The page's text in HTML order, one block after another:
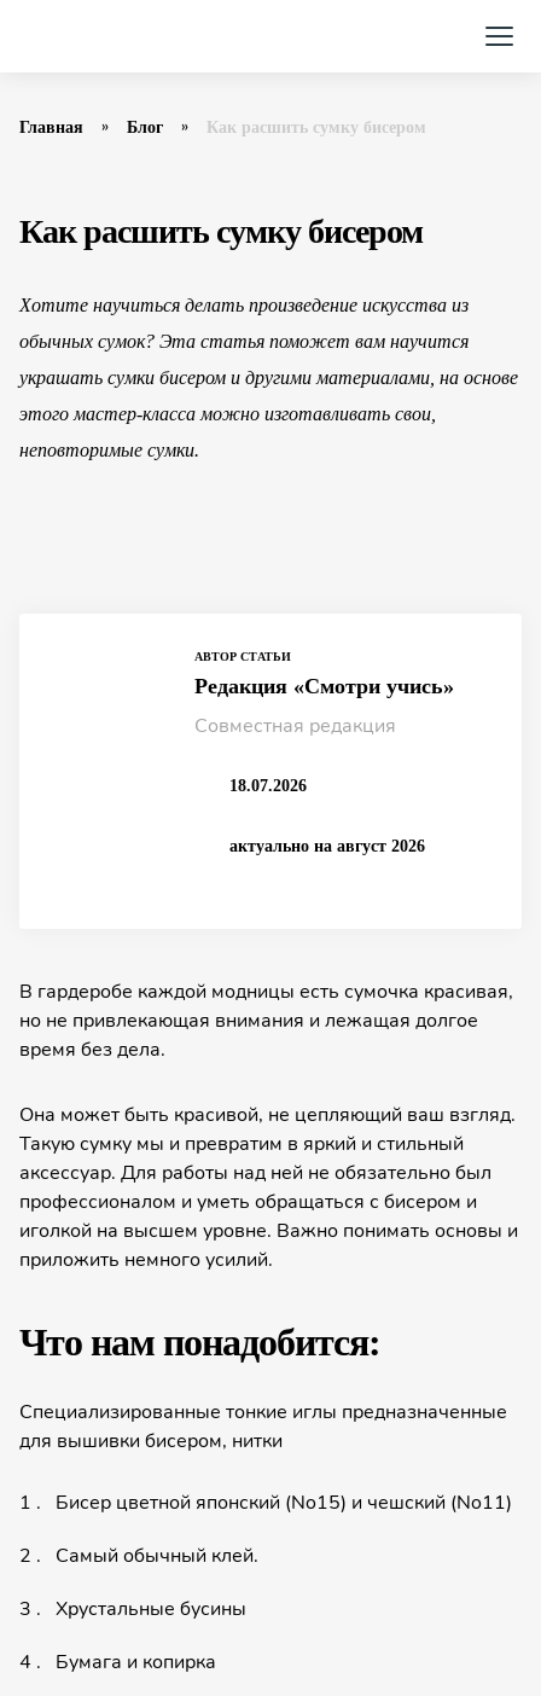
Главная Блог Как расшить сумку бисером
Как расшить сумку бисером
Хотите научиться делать произведе­ние искусства из
обычных сумок? Эта статья поможет вам научится
украшать сумки бисером и другими материала­ми, на основе
этого мастер-класса можно изготавли­вать свои,
неповтори­мые сумки.
АВТОР СТАТЬИ
Редакция «Смотри учись»
Совместная редакция
18.07.2026
актуально на август 2026
В гардеробе каждой модницы есть сумочка красивая,
но не привлекаю­щая внимания и лежащая долгое
время без дела.
Она может быть красивой, не цепляющий ваш взгляд.
Такую сумку мы и превратим в яркий и стильный
аксессуар. Для работы над ней не обязатель­но был
профессио­налом и уметь обращаться с бисером и
иголкой на высшем уровне. Важно понимать основы и
приложить немного усилий.
Что нам понадобит­ся:
Специализи­рованные тонкие иглы предназна­ченные
для вышивки бисером, нитки
Бисер цветной японский (No15) и чешский (No11)
Самый обычный клей.
Хрусталь­ные бусины
Бумага и копирка